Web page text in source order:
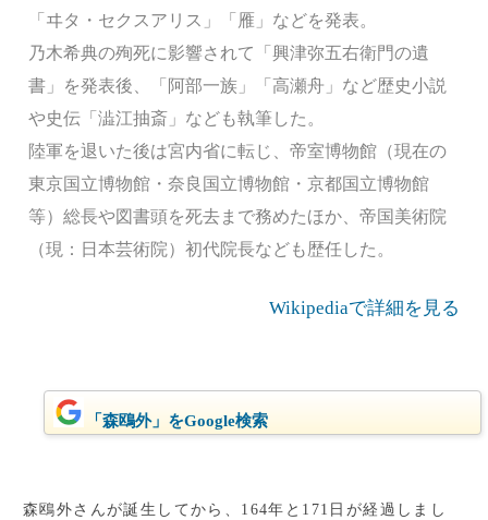
「ヰタ・セクスアリス」「雁」などを発表。
乃木希典の殉死に影響されて「興津弥五右衛門の遺
書」を発表後、「阿部一族」「高瀬舟」など歴史小説
や史伝「澁江抽斎」なども執筆した。
陸軍を退いた後は宮内省に転じ、帝室博物館（現在の
東京国立博物館・奈良国立博物館・京都国立博物館
等）総長や図書頭を死去まで務めたほか、帝国美術院
（現：日本芸術院）初代院長なども歴任した。
Wikipediaで詳細を見る
「森鴎外」をGoogle検索
森鴎外さんが誕生してから、164年と171日が経過しまし